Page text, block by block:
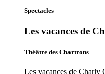
Spectacles
Les vacances de
Théâtre des Chartrons
Les vacances de Charly